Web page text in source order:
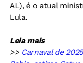
AL), é o atual
Lula.
Leia mais
>> Carnaval de